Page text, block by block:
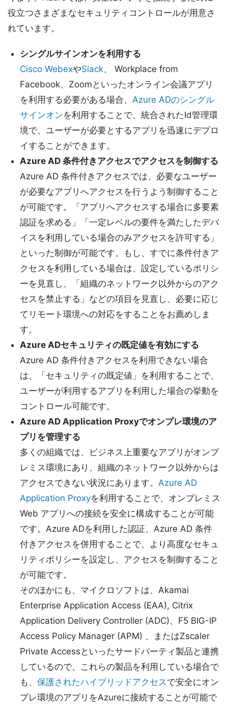
役立つさまざまなセキュリティコントロールが用意さ
れています。
シングルサインオンを利用する
Cisco WebexやSlack、 Workplace from
Facebook、Zoomといったオンライン会議アプリ
を利用する必要がある場合、 Azure ADのシングル
サインオンを利用することで、統合されたId管理環
境で、ユーザーが必要とするアプリを迅速にデプロ
イすることができます。
Azure AD 条件付きアクセスでアクセスを制御する
Azure AD 条件付きアクセスでは、必要なユーザー
が必要なアプリへアクセスを行うよう制御すること
が可能です。「アプリへアクセスする場合に多要素
認証を求める」「一定レベルの要件を満たしたデバ
イスを利用している場合のみアクセスを許可する」
といった制御が可能です。もし、すでに条件付きア
クセスを利用している場合は、設定しているポリシ
ーを見直し、「組織のネットワーク以外からのアク
セスを禁止する」などの項目を見直し、必要に応じ
てリモート環境への対応をすることをお薦めしま
す。
Azure ADセキュリティの既定値を有効にする
Azure AD 条件付きアクセスを利用できない場合
は、「セキュリティの既定値」を利用することで、
ユーザーが利用するアプリを利用した場合の挙動を
コントロール可能です。
Azure AD Application Proxyでオンプレ環境のア
プリを管理する
多くの組織では、ビジネス上重要なアプリがオンプ
レミス環境にあり、組織のネットワーク以外からは
アクセスできない状況にあります。 Azure AD
Application Proxyを利用することで、オンプレミス
Web アプリへの接続を安全に構成することが可能
です。Azure ADを利用した認証、Azure AD 条件
付きアクセスを併用することで、より高度なセキュ
リティポリシーを設定し、アクセスを制御すること
が可能です。
そのほかにも、マイクロソフトは、Akamai
Enterprise Application Access (EAA), Citrix
Application Delivery Controller (ADC)、F5 BIG-IP
Access Policy Manager (APM) 、またはZscaler
Private Accessといったサードパーティ製品と連携
しているので、これらの製品を利用している場合で
も、 保護されたハイブリッドアクセスで安全にオン
プレ環境のアプリをAzureに接続することが可能で